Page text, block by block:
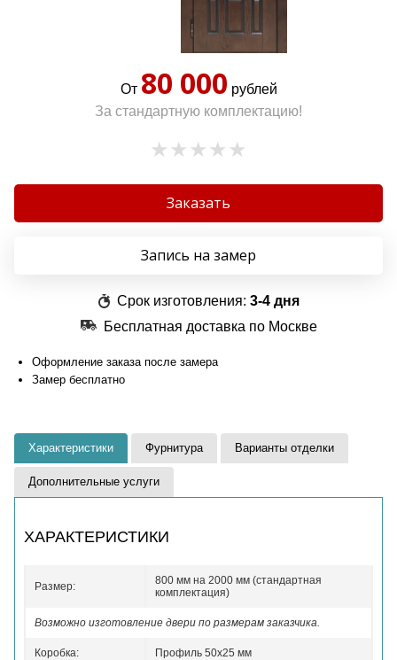
От 80 000 рублей
За стандартную комплектацию!
Заказать
Запись на замер
Срок изготовления: 3-4 дня
Бесплатная доставка по Москве
Оформление заказа после замера
Замер бесплатно
Характеристики Фурнитура Варианты отделки
Дополнительные услуги
ХАРАКТЕРИСТИКИ
Размер:
800 мм на 2000 мм (стандартная
комплектация)
Возможно изготовление двери по размерам заказчика.
Коробка: Профиль 50x25 мм